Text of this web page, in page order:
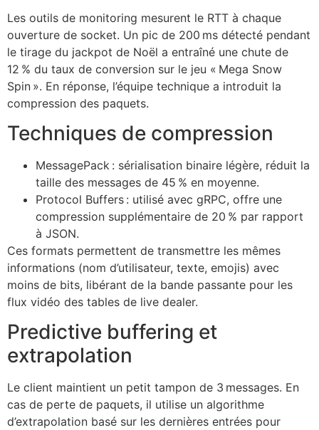
Les outils de monitoring mesurent le RTT à chaque
ouverture de socket. Un pic de 200 ms détecté pendant
le tirage du jackpot de Noël a entraîné une chute de
12 % du taux de conversion sur le jeu « Mega Snow
Spin ». En réponse, l’équipe technique a introduit la
compression des paquets.
Techniques de compression
MessagePack : sérialisation binaire légère, réduit la
taille des messages de 45 % en moyenne.
Protocol Buffers : utilisé avec gRPC, offre une
compression supplémentaire de 20 % par rapport
à JSON.
Ces formats permettent de transmettre les mêmes
informations (nom d’utilisateur, texte, emojis) avec
moins de bits, libérant de la bande passante pour les
flux vidéo des tables de live dealer.
Predictive buffering et
extrapolation
Le client maintient un petit tampon de 3 messages. En
cas de perte de paquets, il utilise un algorithme
d’extrapolation basé sur les dernières entrées pour